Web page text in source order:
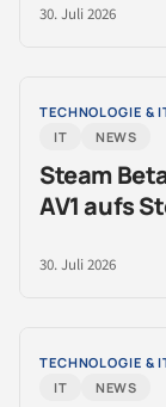
30. Juli 2026
TECHNOLOGIE &
IT
NEWS
Steam
AV1 aufs
30. Juli 2026
TECHNOLOGIE &
IT
NEWS